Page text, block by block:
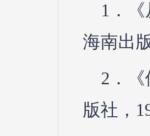
1．
海南出
2．
版社，